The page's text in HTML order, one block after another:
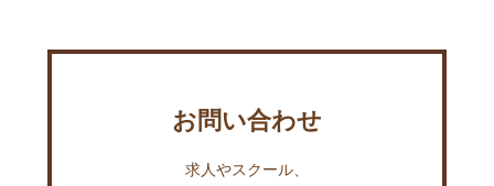
お問い合わせ
求人やスクール、